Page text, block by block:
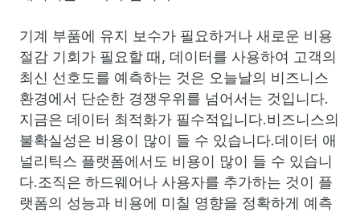
기계 부품에 유지 보수가 필요하거나 새로운 비용
절감 기회가 필요할 때, 데이터를 사용하여 고객의
최신 선호도를 예측하는 것은 오늘날의 비즈니스
환경에서 단순한 경쟁우위를 넘어서는 것입니다.
지금은 데이터 최적화가 필수적입니다.비즈니스의
불확실성은 비용이 많이 들 수 있습니다.데이터 애
널리틱스 플랫폼에서도 비용이 많이 들 수 있습니
다.조직은 하드웨어나 사용자를 추가하는 것이 플
랫폼의 성능과 비용에 미칠 영향을 정확하게 예측